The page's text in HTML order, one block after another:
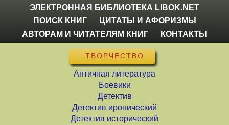
ЭЛЕКТРОННАЯ БИБЛИОТЕКА LIBOK.NET
ПОИСК КНИГ
ЦИТАТЫ И АФОРИЗМЫ
АВТОРАМ И ЧИТАТЕЛЯМ КНИГ
КОНТАКТЫ
ТВОРЧЕСТВО
Античная литература
Боевики
Детектив
Детектив иронический
Детектив исторический